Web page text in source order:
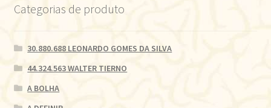
Categorias de produto
30.880.688 LEONARDO GOMES DA SILVA
44.324.563 WALTER TIERNO
A BOLHA